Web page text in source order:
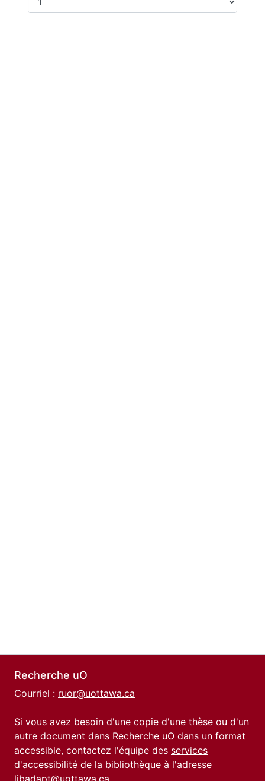
Recherche uO
Courriel : ruor@uottawa.ca
Si vous avez besoin d'une copie d'une thèse ou d'un
autre document dans Recherche uO dans un format
accessible, contactez l'équipe des services
d'accessibilité de la bibliothèque à l'adresse
libadapt@uottawa.ca